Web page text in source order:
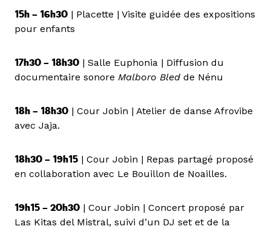
15h – 16h30 | Placette | Visite guidée des expositions
pour enfants
17h30 – 18h30 | Salle Euphonia | Diffusion du
documentaire sonore Malboro Bled de Nénu
18h – 18h30 | Cour Jobin | Atelier de danse Afrovibe
avec Jaja.
18h30 – 19h15 | Cour Jobin | Repas partagé proposé
en collaboration avec Le Bouillon de Noailles.
19h15 – 20h30 | Cour Jobin | Concert proposé par
Las Kitas del Mistral, suivi d’un DJ set et de la